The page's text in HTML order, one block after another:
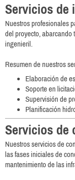
Servicios de
Nuestros profesionales
del proyecto, abarcando
ingenieril.
Resumen de nuestros
Elaboración de
Soporte en
Supervisión de
Planificación
Servicios de
Nuestros servicios de
las fases iniciales de
mantenimiento de las